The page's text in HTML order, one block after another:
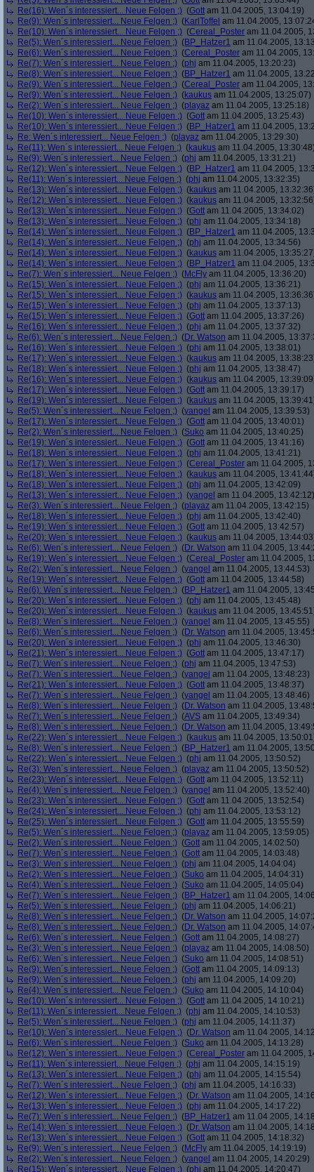
Re(16): Wen´s interessiert... Neue Felgen ;) (Gott am 11.04.2005, 13:04:19)
Re(9): Wen´s interessiert... Neue Felgen ;) (KarlToffel am 11.04.2005,
Re(10): Wen´s interessiert... Neue Felgen ;) (Cereal_Poster am 11.04.2005,
Re(5): Wen´s interessiert... Neue Felgen ;) (BP_Hatzer1 am 11.04.2005,
Re(6): Wen´s interessiert... Neue Felgen ;) (Cereal_Poster am 11.04.2005,
Re(7): Wen´s interessiert... Neue Felgen ;) (phj am 11.04.2005, 13:20:23)
Re(8): Wen´s interessiert... Neue Felgen ;) (BP_Hatzer1 am 11.04.2005,
Re(9): Wen´s interessiert... Neue Felgen ;) (Cereal_Poster am 11.04.2005,
Re(9): Wen´s interessiert... Neue Felgen ;) (kaukus am 11.04.2005, 13:25:07)
Re(2): Wen´s interessiert... Neue Felgen ;) (playaz am 11.04.2005, 13:25:18)
Re(10): Wen´s interessiert... Neue Felgen ;) (Gott am 11.04.2005, 13:25:43)
Re(10): Wen´s interessiert... Neue Felgen ;) (BP_Hatzer1 am 11.04.2005,
Re: Wen´s interessiert... Neue Felgen ;) (playaz am 11.04.2005, 13:29:30)
Re(11): Wen´s interessiert... Neue Felgen ;) (kaukus am 11.04.2005,
Re(9): Wen´s interessiert... Neue Felgen ;) (phj am 11.04.2005, 13:31:21)
Re(12): Wen´s interessiert... Neue Felgen ;) (BP_Hatzer1 am 11.04.2005,
Re(11): Wen´s interessiert... Neue Felgen ;) (phj am 11.04.2005, 13:32:35)
Re(13): Wen´s interessiert... Neue Felgen ;) (kaukus am 11.04.2005,
Re(12): Wen´s interessiert... Neue Felgen ;) (kaukus am 11.04.2005,
Re(13): Wen´s interessiert... Neue Felgen ;) (Gott am 11.04.2005, 13:34:02)
Re(13): Wen´s interessiert... Neue Felgen ;) (phj am 11.04.2005, 13:34:18)
Re(14): Wen´s interessiert... Neue Felgen ;) (BP_Hatzer1 am 11.04.2005,
Re(14): Wen´s interessiert... Neue Felgen ;) (phj am 11.04.2005, 13:34:56)
Re(14): Wen´s interessiert... Neue Felgen ;) (kaukus am 11.04.2005,
Re(14): Wen´s interessiert... Neue Felgen ;) (BP_Hatzer1 am 11.04.2005,
Re(7): Wen´s interessiert... Neue Felgen ;) (McFly am 11.04.2005, 13:36:20)
Re(15): Wen´s interessiert... Neue Felgen ;) (phj am 11.04.2005, 13:36:21)
Re(15): Wen´s interessiert... Neue Felgen ;) (kaukus am 11.04.2005,
Re(15): Wen´s interessiert... Neue Felgen ;) (phj am 11.04.2005, 13:37:13)
Re(15): Wen´s interessiert... Neue Felgen ;) (Gott am 11.04.2005, 13:37:26)
Re(16): Wen´s interessiert... Neue Felgen ;) (phj am 11.04.2005, 13:37:32)
Re(6): Wen´s interessiert... Neue Felgen ;) (Dr. Watson am 11.04.2005,
Re(16): Wen´s interessiert... Neue Felgen ;) (phj am 11.04.2005, 13:38:01)
Re(17): Wen´s interessiert... Neue Felgen ;) (kaukus am 11.04.2005,
Re(18): Wen´s interessiert... Neue Felgen ;) (phj am 11.04.2005, 13:38:47)
Re(16): Wen´s interessiert... Neue Felgen ;) (kaukus am 11.04.2005,
Re(17): Wen´s interessiert... Neue Felgen ;) (Gott am 11.04.2005, 13:39:17)
Re(19): Wen´s interessiert... Neue Felgen ;) (kaukus am 11.04.2005,
Re(5): Wen´s interessiert... Neue Felgen ;) (yangel am 11.04.2005, 13:39:53)
Re(17): Wen´s interessiert... Neue Felgen ;) (Gott am 11.04.2005, 13:40:01)
Re(2): Wen´s interessiert... Neue Felgen ;) (Suko am 11.04.2005, 13:40:25)
Re(19): Wen´s interessiert... Neue Felgen ;) (Gott am 11.04.2005, 13:41:16)
Re(18): Wen´s interessiert... Neue Felgen ;) (phj am 11.04.2005, 13:41:21)
Re(17): Wen´s interessiert... Neue Felgen ;) (Cereal_Poster am 11.04.2005,
Re(18): Wen´s interessiert... Neue Felgen ;) (kaukus am 11.04.2005,
Re(18): Wen´s interessiert... Neue Felgen ;) (phj am 11.04.2005, 13:42:09)
Re(13): Wen´s interessiert... Neue Felgen ;) (yangel am 11.04.2005, 13:42:12)
Re(3): Wen´s interessiert... Neue Felgen ;) (playaz am 11.04.2005, 13:42:15)
Re(18): Wen´s interessiert... Neue Felgen ;) (phj am 11.04.2005, 13:42:40)
Re(19): Wen´s interessiert... Neue Felgen ;) (Gott am 11.04.2005, 13:42:57)
Re(20): Wen´s interessiert... Neue Felgen ;) (kaukus am 11.04.2005,
Re(6): Wen´s interessiert... Neue Felgen ;) (Dr. Watson am 11.04.2005,
Re(19): Wen´s interessiert... Neue Felgen ;) (Cereal_Poster am 11.04.2005,
Re(2): Wen´s interessiert... Neue Felgen ;) (yangel am 11.04.2005, 13:44:53)
Re(19): Wen´s interessiert... Neue Felgen ;) (Gott am 11.04.2005, 13:44:58)
Re(6): Wen´s interessiert... Neue Felgen ;) (BP_Hatzer1 am 11.04.2005,
Re(20): Wen´s interessiert... Neue Felgen ;) (phj am 11.04.2005, 13:45:48)
Re(20): Wen´s interessiert... Neue Felgen ;) (kaukus am 11.04.2005,
Re(8): Wen´s interessiert... Neue Felgen ;) (yangel am 11.04.2005, 13:45:55)
Re(6): Wen´s interessiert... Neue Felgen ;) (Dr. Watson am 11.04.2005,
Re(20): Wen´s interessiert... Neue Felgen ;) (phj am 11.04.2005, 13:46:30)
Re(21): Wen´s interessiert... Neue Felgen ;) (Gott am 11.04.2005, 13:47:17)
Re(7): Wen´s interessiert... Neue Felgen ;) (phj am 11.04.2005, 13:47:53)
Re(7): Wen´s interessiert... Neue Felgen ;) (yangel am 11.04.2005, 13:48:23)
Re(21): Wen´s interessiert... Neue Felgen ;) (Gott am 11.04.2005, 13:48:37)
Re(7): Wen´s interessiert... Neue Felgen ;) (yangel am 11.04.2005, 13:48:46)
Re(8): Wen´s interessiert... Neue Felgen ;) (Dr. Watson am 11.04.2005,
Re(7): Wen´s interessiert... Neue Felgen ;) (AVS am 11.04.2005, 13:49:34)
Re(8): Wen´s interessiert... Neue Felgen ;) (Dr. Watson am 11.04.2005,
Re(22): Wen´s interessiert... Neue Felgen ;) (kaukus am 11.04.2005,
Re(8): Wen´s interessiert... Neue Felgen ;) (BP_Hatzer1 am 11.04.2005,
Re(22): Wen´s interessiert... Neue Felgen ;) (phj am 11.04.2005, 13:50:52)
Re(3): Wen´s interessiert... Neue Felgen ;) (playaz am 11.04.2005, 13:50:52)
Re(23): Wen´s interessiert... Neue Felgen ;) (Gott am 11.04.2005, 13:52:11)
Re(4): Wen´s interessiert... Neue Felgen ;) (yangel am 11.04.2005, 13:52:40)
Re(23): Wen´s interessiert... Neue Felgen ;) (Gott am 11.04.2005, 13:52:54)
Re(24): Wen´s interessiert... Neue Felgen ;) (phj am 11.04.2005, 13:53:12)
Re(25): Wen´s interessiert... Neue Felgen ;) (Gott am 11.04.2005, 13:55:59)
Re(5): Wen´s interessiert... Neue Felgen ;) (playaz am 11.04.2005, 13:59:05)
Re(2): Wen´s interessiert... Neue Felgen ;) (Gott am 11.04.2005, 14:02:50)
Re(7): Wen´s interessiert... Neue Felgen ;) (Gott am 11.04.2005, 14:03:48)
Re(3): Wen´s interessiert... Neue Felgen ;) (phj am 11.04.2005, 14:04:04)
Re(2): Wen´s interessiert... Neue Felgen ;) (Suko am 11.04.2005, 14:04:31)
Re(4): Wen´s interessiert... Neue Felgen ;) (Suko am 11.04.2005, 14:05:04)
Re(7): Wen´s interessiert... Neue Felgen ;) (BP_Hatzer1 am 11.04.2005,
Re(5): Wen´s interessiert... Neue Felgen ;) (phj am 11.04.2005, 14:06:21)
Re(8): Wen´s interessiert... Neue Felgen ;) (Dr. Watson am 11.04.2005,
Re(8): Wen´s interessiert... Neue Felgen ;) (Dr. Watson am 11.04.2005,
Re(6): Wen´s interessiert... Neue Felgen ;) (Gott am 11.04.2005, 14:08:27)
Re(3): Wen´s interessiert... Neue Felgen ;) (playaz am 11.04.2005, 14:08:50)
Re(6): Wen´s interessiert... Neue Felgen ;) (Suko am 11.04.2005, 14:08:51)
Re(9): Wen´s interessiert... Neue Felgen ;) (Gott am 11.04.2005, 14:09:13)
Re(9): Wen´s interessiert... Neue Felgen ;) (phj am 11.04.2005, 14:09:20)
Re(4): Wen´s interessiert... Neue Felgen ;) (Suko am 11.04.2005, 14:10:04)
Re(10): Wen´s interessiert... Neue Felgen ;) (Gott am 11.04.2005, 14:10:21)
Re(11): Wen´s interessiert... Neue Felgen ;) (phj am 11.04.2005, 14:10:53)
Re(5): Wen´s interessiert... Neue Felgen ;) (phj am 11.04.2005, 14:11:37)
Re(10): Wen´s interessiert... Neue Felgen ;) (Dr. Watson am 11.04.2005,
Re(6): Wen´s interessiert... Neue Felgen ;) (Suko am 11.04.2005, 14:13:28)
Re(12): Wen´s interessiert... Neue Felgen ;) (Cereal_Poster am 11.04.2005,
Re(11): Wen´s interessiert... Neue Felgen ;) (phj am 11.04.2005, 14:15:19)
Re(13): Wen´s interessiert... Neue Felgen ;) (phj am 11.04.2005, 14:15:54)
Re(7): Wen´s interessiert... Neue Felgen ;) (phj am 11.04.2005, 14:16:33)
Re(12): Wen´s interessiert... Neue Felgen ;) (Dr. Watson am 11.04.2005,
Re(13): Wen´s interessiert... Neue Felgen ;) (phj am 11.04.2005, 14:17:22)
Re(7): Wen´s interessiert... Neue Felgen ;) (BP_Hatzer1 am 11.04.2005,
Re(14): Wen´s interessiert... Neue Felgen ;) (Dr. Watson am 11.04.2005,
Re(13): Wen´s interessiert... Neue Felgen ;) (Gott am 11.04.2005, 14:18:32)
Re(9): Wen´s interessiert... Neue Felgen ;) (McFly am 11.04.2005, 14:19:19)
Re(2): Wen´s interessiert... Neue Felgen ;) (yangel am 11.04.2005, 14:20:29)
Re(15): Wen´s interessiert... Neue Felgen ;) (phj am 11.04.2005, 14:20:47)